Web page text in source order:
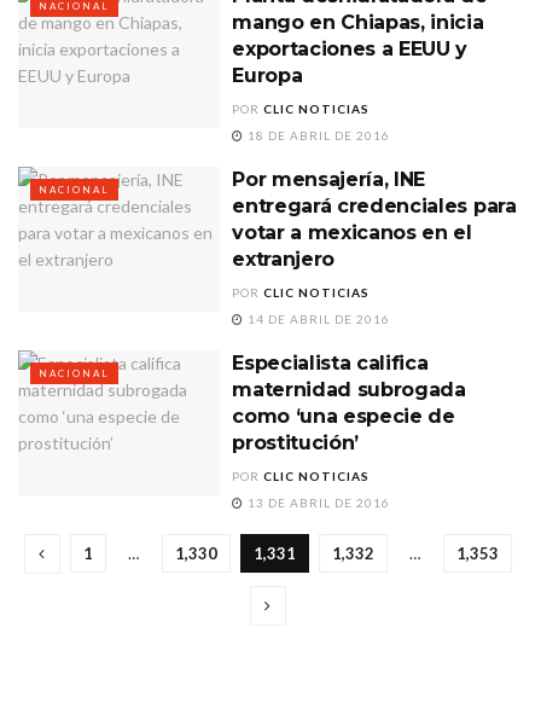
NACIONAL
mango en Chiapas, inicia
exportaciones a EEUU y
Europa
POR CLIC NOTICIAS
18 DE ABRIL DE 2016
NACIONAL
Por mensajería, INE
entregará credenciales para
votar a mexicanos en el
extranjero
POR CLIC NOTICIAS
14 DE ABRIL DE 2016
NACIONAL
Especialista califica
maternidad subrogada
como ‘una especie de
prostitución’
POR CLIC NOTICIAS
13 DE ABRIL DE 2016
1 … 1,330 1,331 1,332 … 1,353